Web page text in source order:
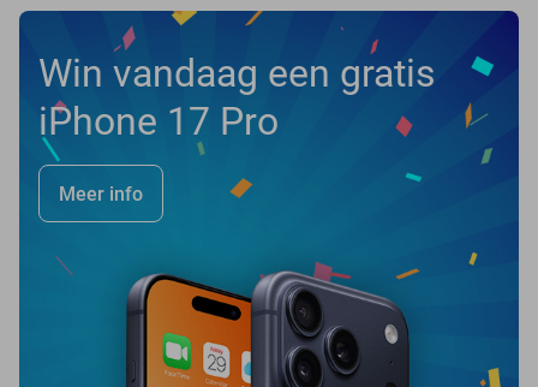
Win vandaag een gratis
iPhone 17 Pro
Meer info